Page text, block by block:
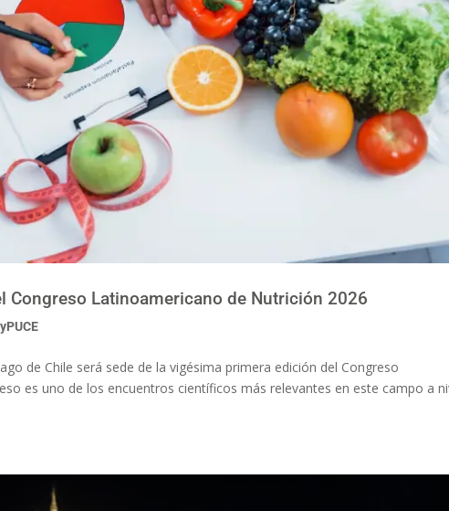
Congreso Latinoamericano de Nutrición 2026
de Chile será sede de la vigésima primera edición del Congreso
es uno de los encuentros científicos más relevantes en este campo a